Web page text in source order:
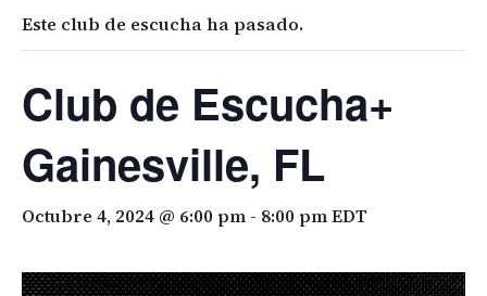
Este club de escucha ha pasado.
Club de Escucha+
Gainesville, FL
Octubre 4, 2024 @ 6:00 pm - 8:00 pmEDT